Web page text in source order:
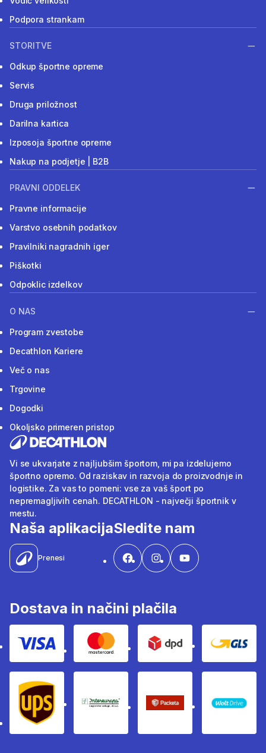
Podpora strankam
STORITVE
Odkup športne opreme
Servis
Druga priložnost
Darilna kartica
Izposoja športne opreme
Nakup na podjetje | B2B
PRAVNI ODDELEK
Pravne informacije
Varstvo osebnih podatkov
Pravilniki nagradnih iger
Piškotki
Odpoklic izdelkov
O NAS
Program zvestobe
Decathlon Kariere
Več o nas
Trgovine
Dogodki
Okoljsko primeren pristop
Vi se ukvarjate z najljubšim športom, mi pa izdelujemo
športno opremo. Od raziskav in razvoja do proizvodnje in
logistike. Za vas to pomeni: vse za vaš šport po
nepremagljivih cenah. DECATHLON - največji športnik v
mestu.
Naša aplikacija
Prenesi
Sledite nam
Dostava in načini plačila
Visa Mastercard Dpd Gls
Ups Intereuropa Packeta Sledenje
WOLT